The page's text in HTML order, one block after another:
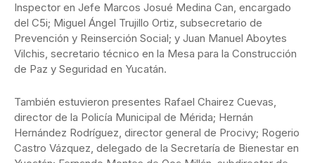
Inspector en Jefe Marcos Josué Medina Can, encargado
del C5i; Miguel Ángel Trujillo Ortiz, subsecretario de
Prevención y Reinserción Social; y Juan Manuel Aboytes
Vilchis, secretario técnico en la Mesa para la Construcción
de Paz y Seguridad en Yucatán.
También estuvieron presentes Rafael Chairez Cuevas,
director de la Policía Municipal de Mérida; Hernán
Hernández Rodríguez, director general de Procivy; Rogerio
Castro Vázquez, delegado de la Secretaría de Bienestar en